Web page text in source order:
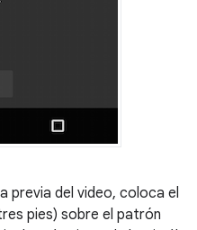
previa del video, coloca el
pies) sobre el patrón